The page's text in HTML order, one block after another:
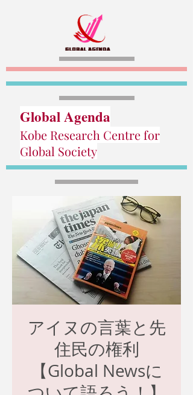
Global Agenda
Kobe Research Centre for
Global Society
アイヌの言葉と先
住民の権利
【Global Newsに